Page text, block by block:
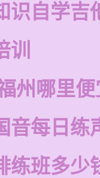
识自学吉
州哪里便
音每日练
练班多少